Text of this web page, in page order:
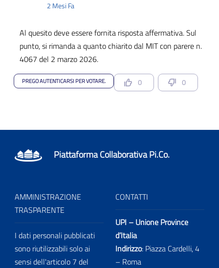
2 Mesi Fa
Al quesito deve essere fornita risposta affermativa. Sul
punto, si rimanda a quanto chiarito dal MIT con parere n.
4067 del 2 marzo 2026.
PREGO AUTENTICARSI PER VOTARE. 0 0
Piattaforma Collaborativa Pi.Co.
AMMINISTRAZIONE
TRASPARENTE
I dati personali pubblicati
sono riutilizzabili solo ai
sensi dell'articolo 7 del
CONTATTI
UPI – Unione Province
d’Italia
Indirizzo: Piazza Cardelli, 4
– Roma